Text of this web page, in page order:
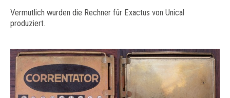
Vermutlich wurden die Rechner für Exactus von Unical
produziert.